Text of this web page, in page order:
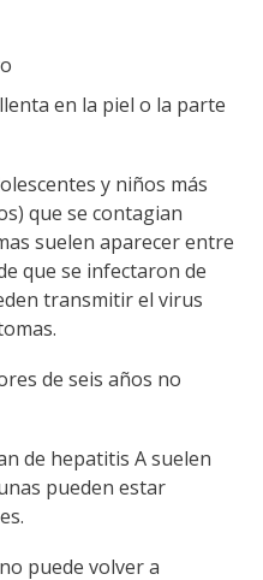
en la piel o la parte
y niños más
que se contagian
suelen aparecer entre
que se infectaron de
transmitir el virus
de seis años no
de hepatitis A suelen
pueden estar
puede volver a